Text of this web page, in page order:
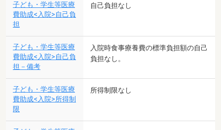
子ども・学生等医療
費助成<入院>自己負
担
自己負担なし
子ども・学生等医療
費助成<入院>自己負
担－備考
入院時食事療養費の標準負担額の自己
負担なし。
子ども・学生等医療
費助成<入院>所得制
限
所得制限なし